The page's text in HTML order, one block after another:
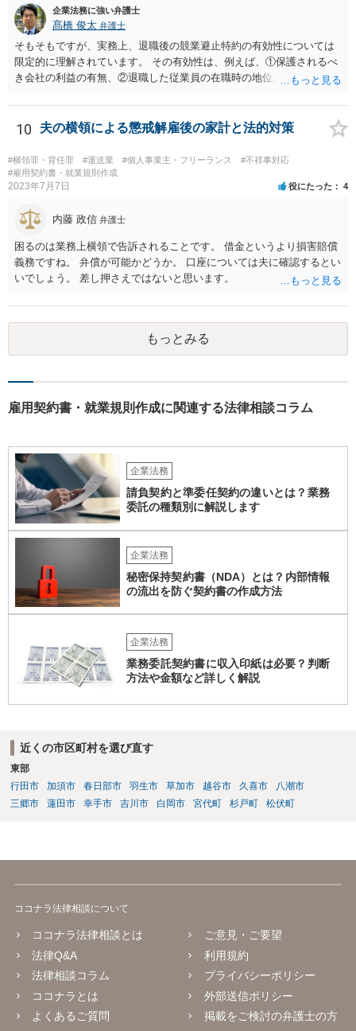
お、一般的に、このような類型の訴訟における会社側の損害の立証は
必ずしも容易ではないので、【今後相談して訴訟の予定です】という
のはブラフである可能性もあるように思います。
企業法務に強い弁護士
髙橋 俊太 弁護士
そもそもですが、実務上、退職後の競業避止特約の有効性については
限定的に理解されています。 その有効性は、例えば、①保護されるべ
き会社の利益の有無、②退職した従業員の在職時の地位、③地域的限
囲、⑥代償措置の有無といった判断要素によって検討されます。 いず
れにしても、書面を拝見するなど具体的な事情を詳しくお伺いする必
要はありますが、上記判断要素に照らす限り、ご相談のケースにおい
ては会社側の請求は認められにくいのではないかという印象です。
10 夫の横領による懲戒解雇後の家計と法的対策
#横領罪・背任罪 #運送業 #個人事業主・フリーランス
#不祥事対応
#雇用契約書・就業規則作成
2023年7月7日 役にたった 4
内藤 政信 弁護士
困るのは業務上横領で告訴されることです。 借金というより損害賠償
義務ですね。 弁償が可能かどうか。 口座については夫に確認するとい
いでしょう。 差し押さえではないと思います。
もっとみる
雇用契約書・就業規則作成に関連する法律相談コラム
企業法務
請負契約と準委任契約の違いとは？業務
委託の種類別に解説します
企業法務
秘密保持契約書（NDA）とは？内部情報
の流出を防ぐ契約書の作成方法
企業法務
業務委託契約書に収入印紙は必要？判断
方法や金額など詳しく解説
近くの市区町村を選び直す
東部
行田市
加須市 春日部市 羽生市 草加市 越谷市 久喜市
八潮市
三郷市
蓮田市 幸手市 吉川市 白岡市 宮代町 杉戸町 松伏町
ココナラ法律相談について
ココナラ法律相談とは
法律Q&A
法律相談コラム
ココナラとは
よくあるご質問
ご意見・ご要望
利用規約
プライバシーポリシー
外部送信ポリシー
掲載をご検討の弁護士の方